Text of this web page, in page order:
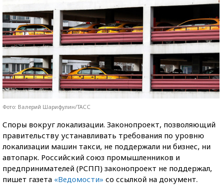
Фото: Валерий Шарифулин/ТАСС
Споры вокруг локализации. Законопроект, позволяющий
правительству устанавливать требования по уровню
локализации машин такси, не поддержали ни бизнес, ни
автопарк. Российский союз промышленников и
предпринимателей (РСПП) законопроект не поддержал,
пишет газета «Ведомости» со ссылкой на документ.